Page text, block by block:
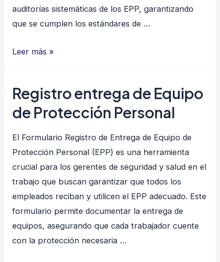
auditorías sistemáticas de los EPP, garantizando
que se cumplen los estándares de …
Auditoria
de
Protección
Leer más »
Registro entrega de Equipo
de Protección Personal
El Formulario Registro de Entrega de Equipo de
Protección Personal (EPP) es una herramienta
crucial para los gerentes de seguridad y salud en el
trabajo que buscan garantizar que todos los
empleados reciban y utilicen el EPP adecuado. Este
formulario permite documentar la entrega de
equipos, asegurando que cada trabajador cuente
con la protección necesaria …